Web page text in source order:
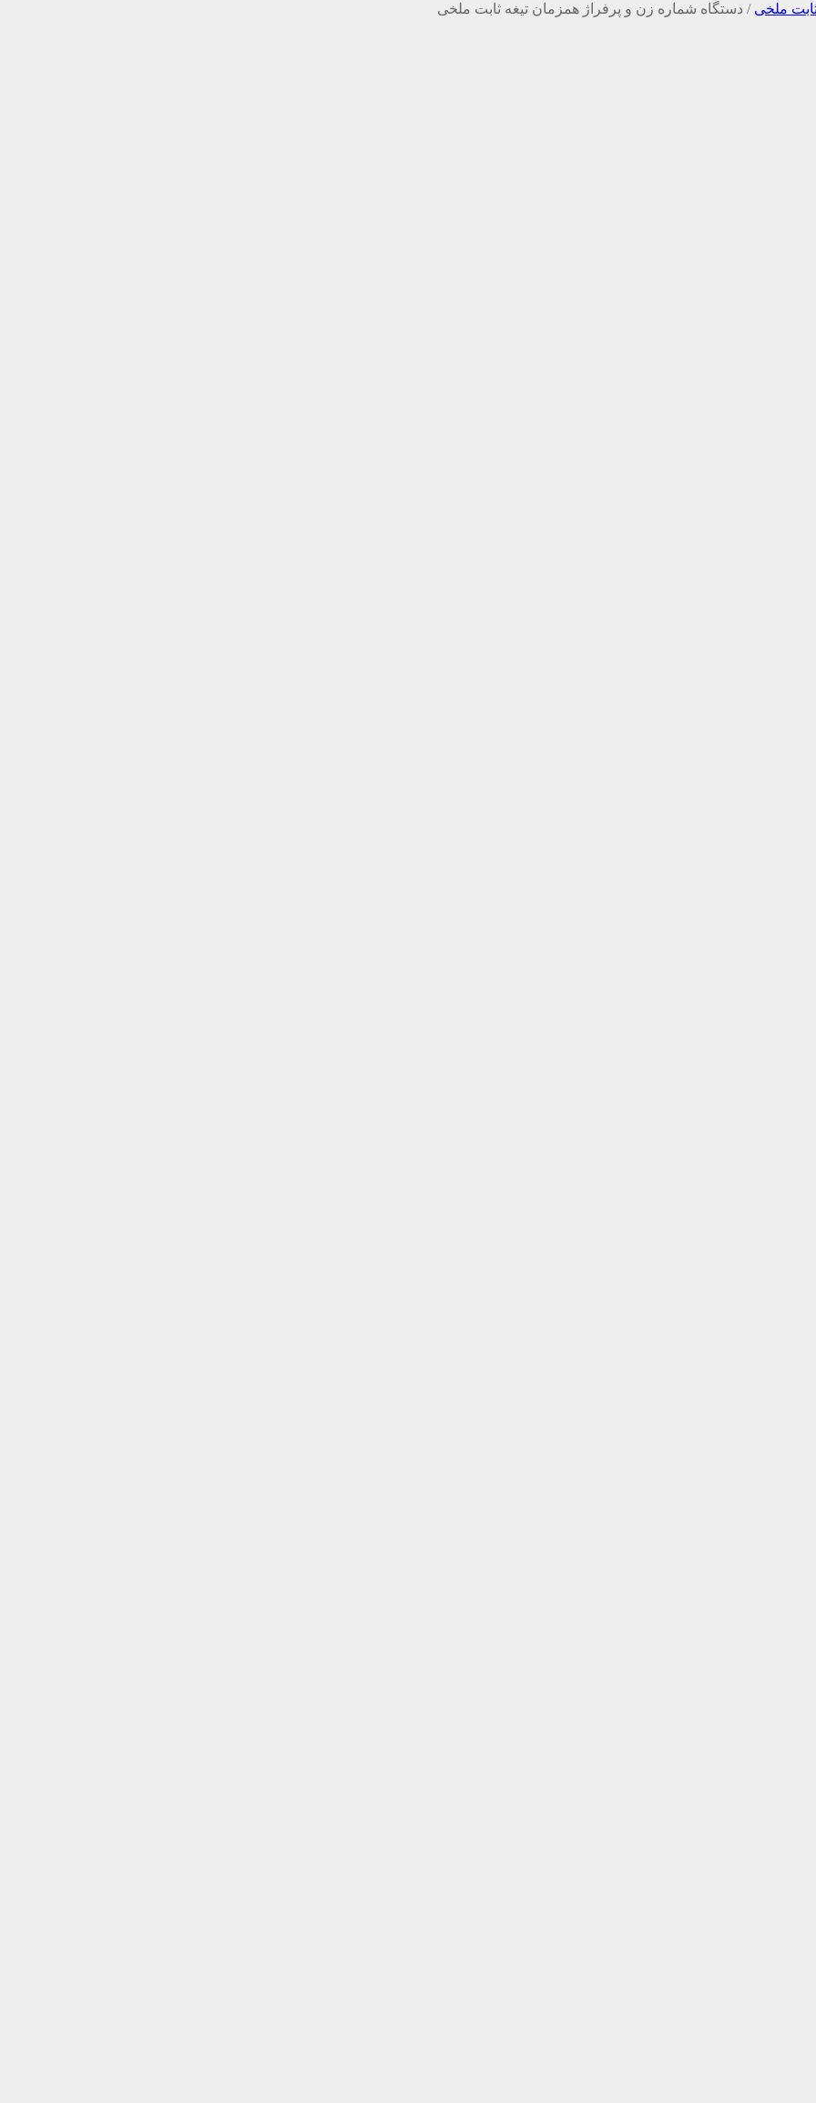
ملخی / دستگاه شماره زن و پرفراژ همزمان تیغه ثابت ملخی